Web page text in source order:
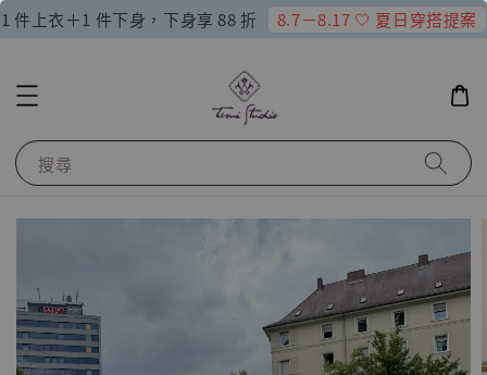
1 件上衣＋1 件下身，下身享 88 折 8.7－8.17 🤍 夏日穿搭提案
搜尋